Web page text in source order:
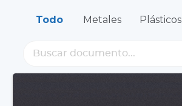
Todo Metales Plásticos